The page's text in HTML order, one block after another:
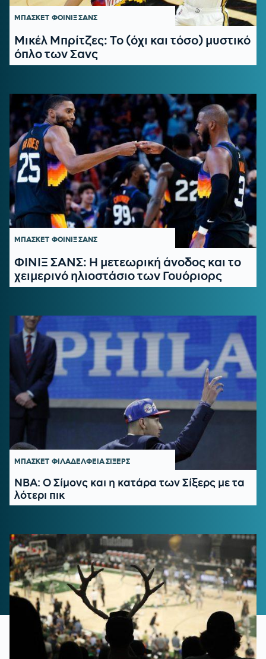
ΜΠΑΣΚΕΤ ΦΟΙΝΙΞ ΣΑΝΣ
Μικέλ Μπρίτζες: Το (όχι και τόσο) μυστικό
όπλο των Σανς
ΜΠΑΣΚΕΤ ΦΟΙΝΙΞ ΣΑΝΣ
ΦΙΝΙΞ ΣΑΝΣ: Η μετεωρική άνοδος και το
χειμερινό ηλιοστάσιο των Γουόριορς
ΜΠΑΣΚΕΤ ΦΙΛΑΔΕΛΦΕΙΑ ΣΙΞΕΡΣ
NBA: Ο Σίμονς και η κατάρα των Σίξερς με τα
λότερι πικ